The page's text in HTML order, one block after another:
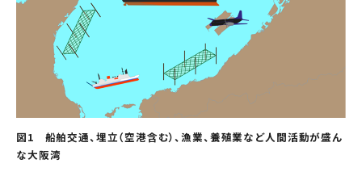
図1
船舶交通、埋立（空港含む）、漁業、養殖業など人間活動が盛ん
な大阪湾